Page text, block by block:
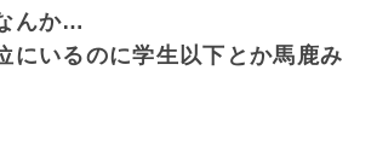
んか…
にいるのに学生以下とか馬鹿み